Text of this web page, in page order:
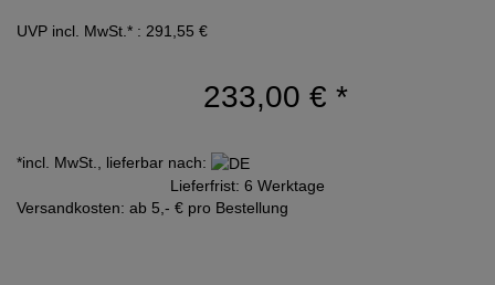
UVP incl. MwSt.* : 291,55 €
233,00 € *
*incl. MwSt., lieferbar nach:
Lieferfrist: 6 Werktage
Versandkosten: ab 5,- € pro Bestellung